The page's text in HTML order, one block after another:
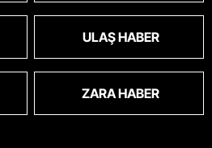
ULAŞ HABER
ZARA HABER